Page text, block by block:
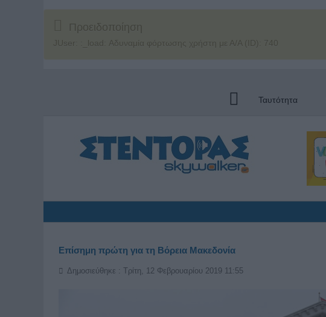
Προειδοποίηση
JUser: :_load: Αδυναμία φόρτωσης χρήστη με Α/Α (ID): 740
Ταυτότητα
Επίσημη πρώτη για τη Βόρεια Μακεδονία
Δημοσιεύθηκε : Τρίτη, 12 Φεβρουαρίου 2019 11:55